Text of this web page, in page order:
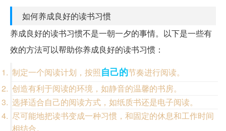
如何养成良好的读书习惯
养成良好的读书习惯不是一朝一夕的事情。以下是一些有
效的方法可以帮助你养成良好的读书习惯：
制定一个阅读计划，按照自己的节奏进行阅读。
创造有利于阅读的环境，如静音的温馨的书房。
选择适合自己的阅读方式，如纸质书还是电子阅读。
尽可能地把读书变成一种习惯，和固定的休息和工作时间
相结合。